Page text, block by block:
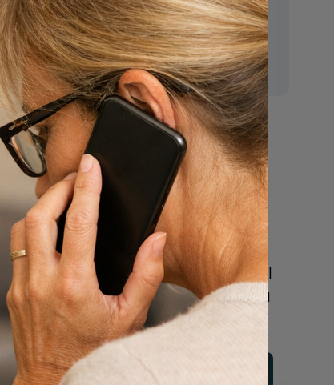
E-mail:
mr.vanderputten@gmail.com
Nu
een uitvaart
regelen
Beschrijf uw wensen
online of bel ons geheel
vrijblijvend voor hulp na
een overlijden.
Vul hier uw wensen in